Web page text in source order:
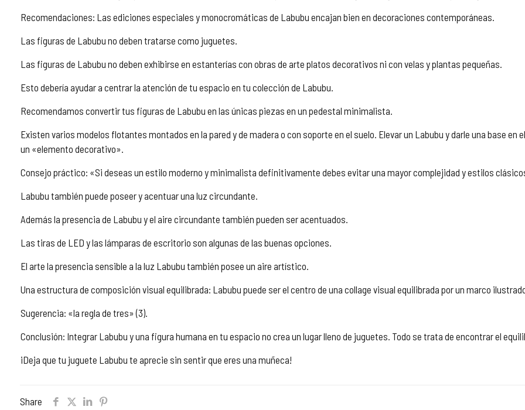
Recomendaciones: Las ediciones especiales y monocromáticas de Labubu encajan bien en decoraciones contemporáneas.
Las figuras de Labubu no deben tratarse como juguetes.
Las figuras de Labubu no deben exhibirse en estanterías con obras de arte platos decorativos ni con velas y plantas pequeñas.
Esto debería ayudar a centrar la atención de tu espacio en tu colección de Labubu.
Recomendamos convertir tus figuras de Labubu en las únicas piezas en un pedestal minimalista.
Existen varios modelos flotantes montados en la pared y de madera o con soporte en el suelo. Elevar un Labubu y darle una base
un «elemento decorativo».
Consejo práctico: «Si deseas un estilo moderno y minimalista definitivamente debes evitar una mayor complejidad y estilos
Labubu también puede poseer y acentuar una luz circundante.
Además la presencia de Labubu y el aire circundante también pueden ser acentuados.
Las tiras de LED y las lámparas de escritorio son algunas de las buenas opciones.
El arte la presencia sensible a la luz Labubu también posee un aire artístico.
Una estructura de composición visual equilibrada: Labubu puede ser el centro de una collage visual equilibrada por un marco
Sugerencia: «la regla de tres» (3).
Conclusión: Integrar Labubu y una figura humana en tu espacio no crea un lugar lleno de juguetes. Todo se trata de encontrar el
¡Deja que tu juguete Labubu te aprecie sin sentir que eres una muñeca!
Share